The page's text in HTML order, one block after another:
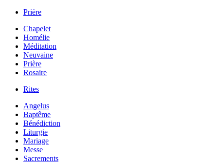
Prière
Chapelet
Homélie
Méditation
Neuvaine
Prière
Rosaire
Rites
Angelus
Baptême
Bénédiction
Liturgie
Mariage
Messe
Sacrements